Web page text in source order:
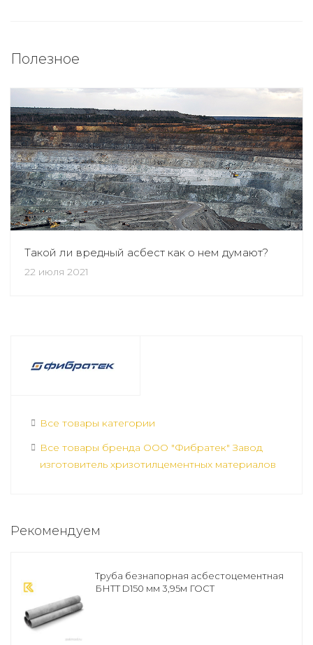
Полезное
Такой ли вредный асбест как о нем думают?
22 июля 2021
Все товары категории
Все товары бренда ООО "Фибратек" Завод
изготовитель хризотилцементных материалов
Рекомендуем
Труба безнапорная асбестоцементная
БНТТ D150 мм 3,95м ГОСТ